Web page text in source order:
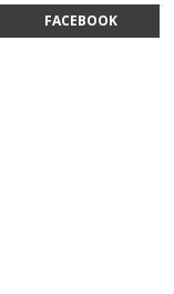
FACEBOOK